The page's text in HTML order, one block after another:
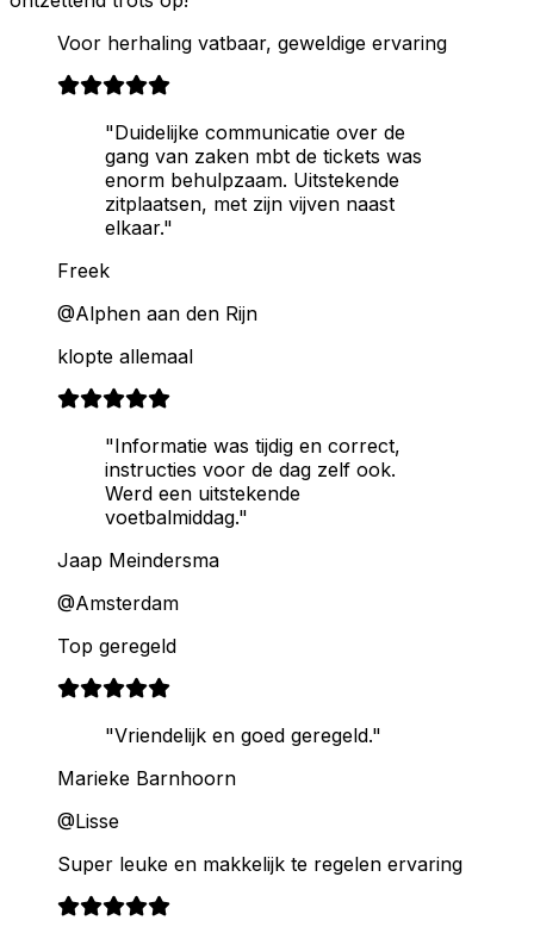
Voor herhaling vatbaar, geweldige ervaring
"Duidelijke communicatie over de
gang van zaken mbt de tickets was
enorm behulpzaam. Uitstekende
zitplaatsen, met zijn vijven naast
elkaar."
Freek
@Alphen aan den Rijn
klopte allemaal
"Informatie was tijdig en correct,
instructies voor de dag zelf ook.
Werd een uitstekende
voetbalmiddag."
Jaap Meindersma
@Amsterdam
Top geregeld
"Vriendelijk en goed geregeld."
Marieke Barnhoorn
@Lisse
Super leuke en makkelijk te regelen ervaring